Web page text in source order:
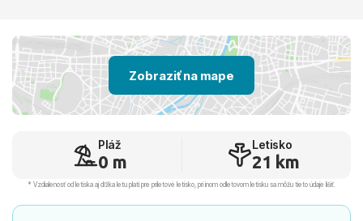
Zobraziť na mape
Pláž
0 m
Letisko
21 km
* Vzdialenosť od letiska aj dľžka letu platí pre príletové letisko, pri inom odletovom letisku sa môžu tieto údaje líšiť.